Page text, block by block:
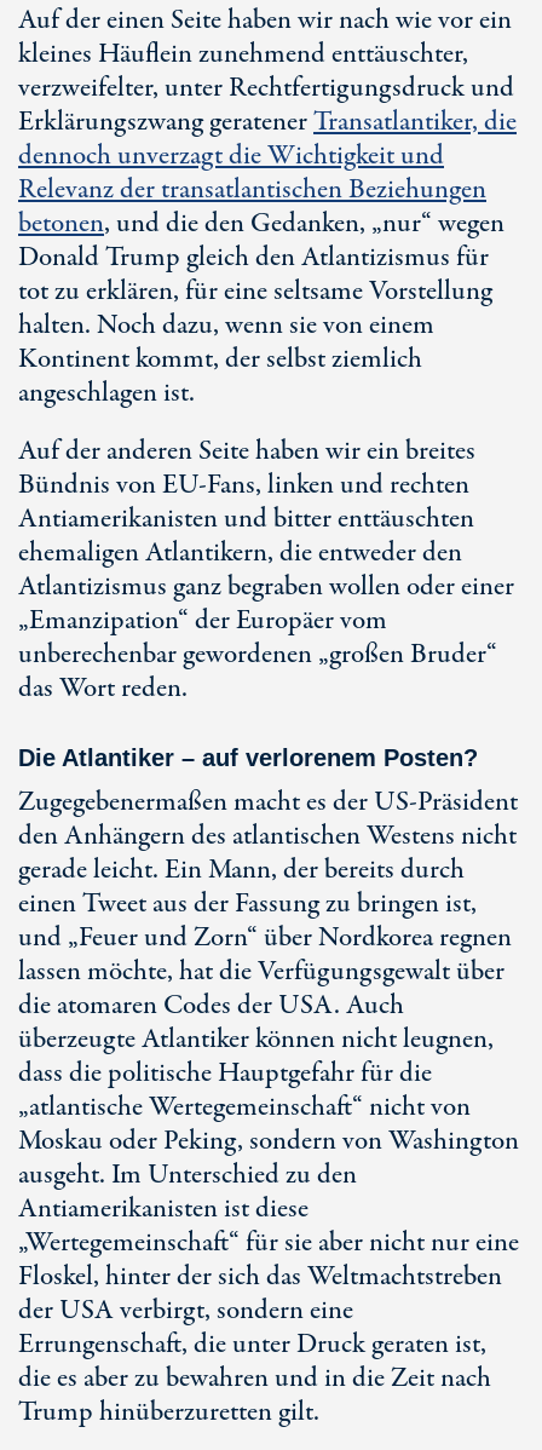
Auf der einen Seite haben wir nach wie vor ein
kleines Häuflein zunehmend enttäuschter,
verzweifelter, unter Rechtfertigungsdruck und
Erklärungszwang geratenerTransatlantiker, die
dennoch unverzagt die Wichtigkeit und
Relevanz der transatlantischen Beziehungen
betonen, und die den Gedanken, „nur“ wegen
Donald Trump gleich den Atlantizismus für
tot zu erklären, für eine seltsame Vorstellung
halten. Noch dazu, wenn sie von einem
Kontinent kommt, der selbst ziemlich
angeschlagen ist.
Auf der anderen Seite haben wir ein breites
Bündnis von EU-Fans, linken und rechten
Antiamerikanisten und bitter enttäuschten
ehemaligen Atlantikern, die entweder den
Atlantizismus ganz begraben wollen oder einer
„Emanzipation“ der Europäer vom
unberechenbar gewordenen „großen Bruder“
das Wort reden.
Die Atlantiker – auf verlorenem Posten?
Zugegebenermaßen macht es der US-Präsident
den Anhängern des atlantischen Westens nicht
gerade leicht. Ein Mann, der bereits durch
einen Tweet aus der Fassung zu bringen ist,
und „Feuer und Zorn“ über Nordkorea regnen
lassen möchte, hat die Verfügungsgewalt über
die atomaren Codes der USA. Auch
überzeugte Atlantiker können nicht leugnen,
dass die politische Hauptgefahr für die
„atlantische Wertegemeinschaft“ nicht von
Moskau oder Peking, sondern von Washington
ausgeht. Im Unterschied zu den
Antiamerikanisten ist diese
„Wertegemeinschaft“ für sie aber nicht nur eine
Floskel, hinter der sich das Weltmachtstreben
der USA verbirgt, sondern eine
Errungenschaft, die unter Druck geraten ist,
die es aber zu bewahren und in die Zeit nach
Trump hinüberzuretten gilt.